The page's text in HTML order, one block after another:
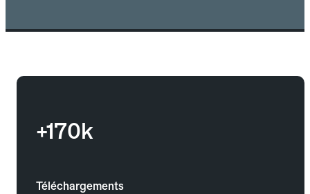
+170k
Téléchargements